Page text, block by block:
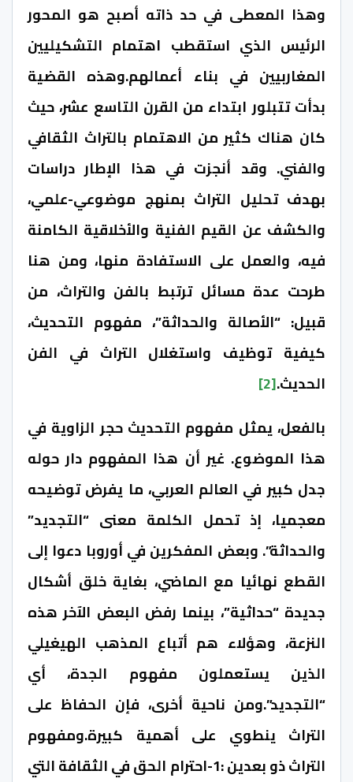
وهذا المعطى في حد ذاته أصبح هو المحور
الرئيس الذي استقطب اهتمام التشكيليين
المغاربيين في بناء أعمالهم.وهذه القضية
بدأت تتبلور ابتداء من القرن التاسع عشر، حيث
كان هناك كثير من الاهتمام بالتراث الثقافي
والفني. وقد أنجزت في هذا الإطار دراسات
بهدف تحليل التراث بمنهج موضوعي-علمي،
والكشف عن القيم الفنية والأخلاقية الكامنة
فيه، والعمل على الاستفادة منها، ومن هنا
طرحت عدة مسائل ترتبط بالفن والتراث، من
قبيل: “الأصالة والحداثة”، مفهوم التحديث،
كيفية توظيف واستغلال التراث في الفن
الحديث.[2]
بالفعل، يمثل مفهوم التحديث حجر الزاوية في
هذا الموضوع. غير أن هذا المفهوم دار حوله
جدل كبير في العالم العربي، ما يفرض توضيحه
معجميا، إذ تحمل الكلمة معنى “التجديد”
والحداثة”. وبعض المفكرين في أوروبا دعوا إلى
القطع نهائيا مع الماضي، بغاية خلق أشكال
جديدة “حداثية”، بينما رفض البعض الآخر هذه
النزعة، وهؤلاء هم أتباع المذهب الهيغيلي
الذين يستعملون مفهوم الجدة، أي
“التجديد”.ومن ناحية أخرى، فإن الحفاظ على
التراث ينطوي على أهمية كبيرة.ومفهوم
التراث ذو بعدين :1-احترام الحق في الثقافة التي